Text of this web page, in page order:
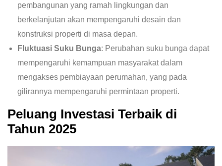
pembangunan yang ramah lingkungan dan
berkelanjutan akan mempengaruhi desain dan
konstruksi properti di masa depan.
Fluktuasi Suku Bunga: Perubahan suku bunga dapat
mempengaruhi kemampuan masyarakat dalam
mengakses pembiayaan perumahan, yang pada
gilirannya mempengaruhi permintaan properti.
Peluang Investasi Terbaik di
Tahun 2025